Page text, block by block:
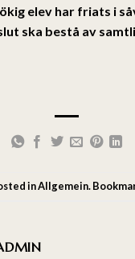
elev har friats i
ska bestå av
inAllgemein.